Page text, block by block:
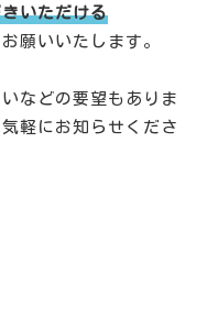
いただける
願いいたします。
などの要望もありま
軽にお知らせくださ